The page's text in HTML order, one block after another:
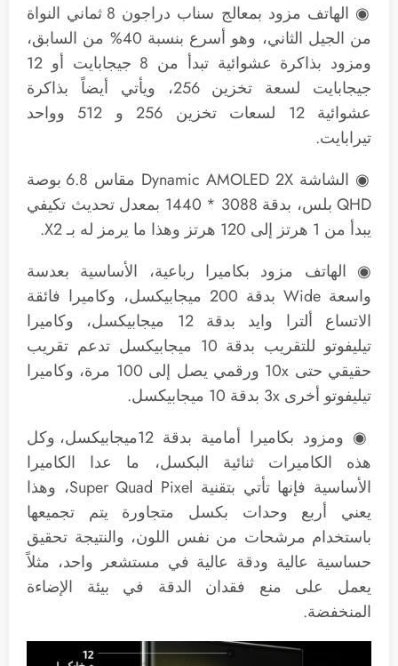
◉ الهاتف مزود بمعالج سناب دراجون 8 ثماني النواة
من الجيل الثاني، وهو أسرع بنسبة 40% من السابق،
ومزود بذاكرة عشوائية تبدأ من 8 جيجابايت أو 12
جيجابايت لسعة تخزين 256، ويأتي أيضاً بذاكرة
عشوائية 12 لسعات تخزين 256 و 512 وواحد
تيرابايت.
◉ الشاشة Dynamic AMOLED 2X مقاس 6.8 بوصة
QHD بلس، بدقة 3088 * 1440 بمعدل تحديث تكيفي
يبدأ من 1 هرتز إلى 120 هرتز وهذا ما يرمز له بـ X2.
◉ الهاتف مزود بكاميرا رباعية، الأساسية بعدسة
واسعة Wide بدقة 200 ميجابيكسل، وكاميرا فائقة
الاتساع ألترا وايد بدقة 12 ميجابيكسل، وكاميرا
تيليفوتو للتقريب بدقة 10 ميجابيكسل تدعم تقريب
حقيقي حتى 10x ورقمي يصل إلى 100 مرة، وكاميرا
تيليفوتو أخرى 3x بدقة 10 ميجابيكسل.
◉ ومزود بكاميرا أمامية بدقة 12ميجابيكسل، وكل
هذه الكاميرات ثنائية البكسل، ما عدا الكاميرا
الأساسية فإنها تأتي بتقنية Super Quad Pixel، وهذا
يعني أربع وحدات بكسل متجاورة يتم تجميعها
باستخدام مرشحات من نفس اللون، والنتيجة تحقيق
حساسية عالية ودقة عالية في مستشعر واحد، مثلاً
يعمل على منع فقدان الدقة في بيئة الإضاءة
المنخفضة.